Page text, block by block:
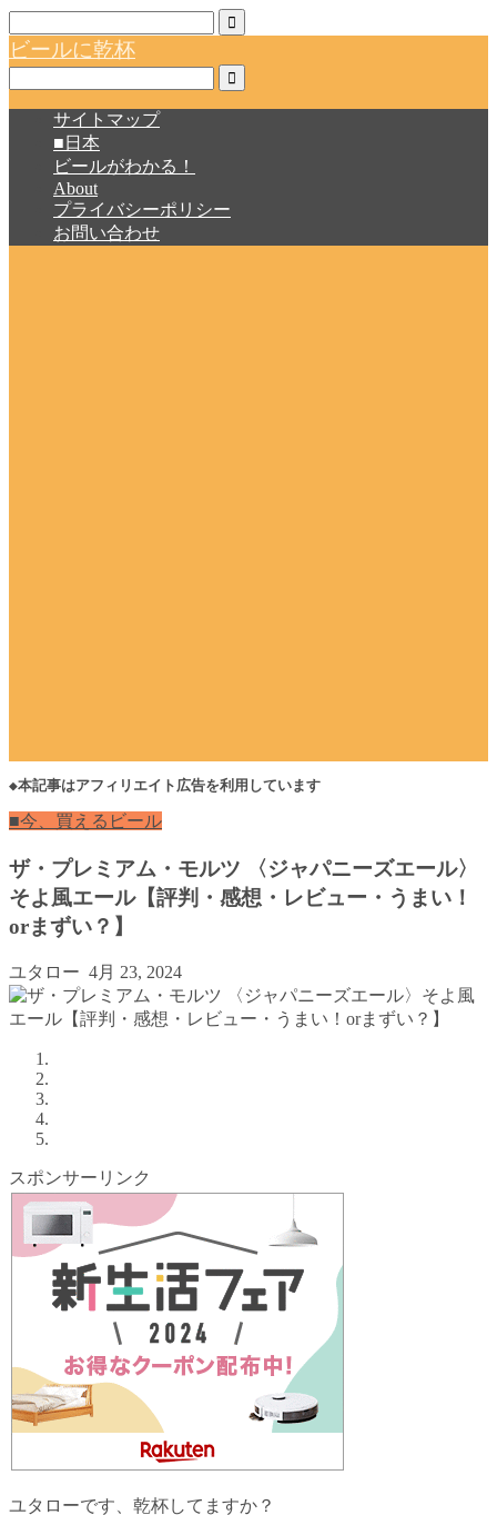
ビールに乾杯
サイトマップ
■日本
ビールがわかる！
About
プライバシーポリシー
お問い合わせ
◆本記事はアフィリエイト広告を利用しています
■今、買えるビール
ザ・プレミアム・モルツ 〈ジャパニーズエール〉
そよ風エール【評判・感想・レビュー・うまい！
orまずい？】
ユタロー 4月 23, 2024
スポンサーリンク
ユタローです、乾杯してますか？